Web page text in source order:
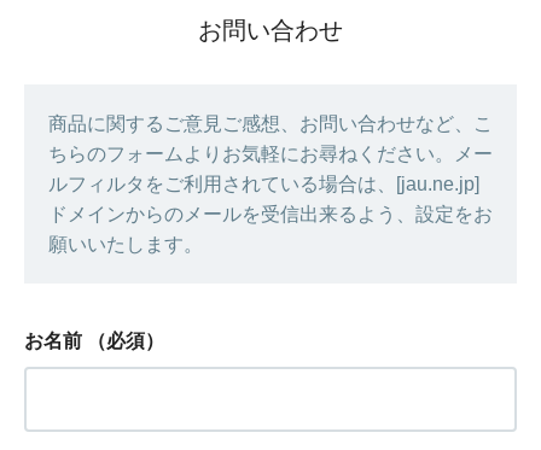
お問い合わせ
商品に関するご意見ご感想、お問い合わせなど、こ
ちらのフォームよりお気軽にお尋ねください。メー
ルフィルタをご利用されている場合は、[jau.ne.jp]
ドメインからのメールを受信出来るよう、設定をお
願いいたします。
お名前 （必須）